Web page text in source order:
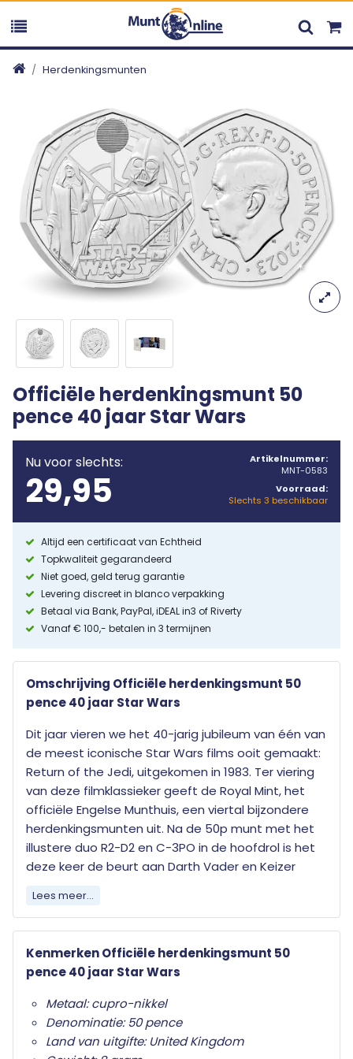
Herdenkingsmunten
Officiële herdenkingsmunt 50
pence 40 jaar Star Wars
Nu voor slechts:
29,95
Artikelnummer:
MNT-0583
Voorraad:
Slechts 3 beschikbaar
Altijd een certificaat van Echtheid
Topkwaliteit gegarandeerd
Niet goed, geld terug garantie
Levering discreet in blanco verpakking
Betaal via Bank, PayPal, iDEAL in3 of Riverty
Vanaf € 100,- betalen in 3 termijnen
Omschrijving Officiële herdenkingsmunt 50
pence 40 jaar Star Wars
Dit jaar vieren we het 40-jarig jubileum van één van
de meest iconische Star Wars films ooit gemaakt:
Return of the Jedi, uitgekomen in 1983. Ter viering
van deze filmklassieker geeft de Royal Mint, het
officiële Engelse Munthuis, een viertal bijzondere
herdenkingsmunten uit. Na de 50p munt met het
illustere duo R2-D2 en C-3PO in de hoofdrol is het
deze keer de beurt aan Darth Vader en Keizer
vierluik.
films die door ernstige brandwonden (opgelopen
tijdens een erder gevecht) is getransformeerd tot
een Cyborg. Hij is als Sith-leerling ondergeschikt
aan keizer Palpatine, ook bekend als Darth Sidious.
Darth Vader is een gevreesd man. Zowel door de
Rebellen als door zijn eigen troepen. Zijn duistere
Lees meer...
Kenmerken Officiële herdenkingsmunt 50
pence 40 jaar Star Wars
Metaal: cupro-nikkel
Denominatie: 50 pence
Land van uitgifte: United Kingdom